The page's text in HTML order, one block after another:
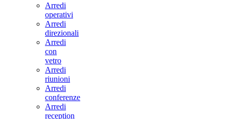
Arredi
operativi
Arredi
direzionali
Arredi
con
vetro
Arredi
riunioni
Arredi
conferenze
Arredi
reception